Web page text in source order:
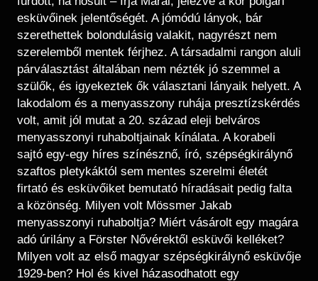
esküvőinek jelentőségét. A jómódú lányok, bár
szerethettek bolondulásig valakit, nagyrészt nem
szerelemből mentek férjhez. A társadalmi rangon aluli
párválasztást általában nem nézték jó szemmel a
szülők, és igyekeztek ők választani lányaik helyett. A
lakodalom és a menyasszony ruhája presztízskérdés
volt, amit jól mutat a 20. század eleji belváros
menyasszonyi ruhaboltjainak kínálata. A korabeli
sajtó egy-egy híres színésznő, író, szépségkirálynő
szaftos pletykáktól sem mentes szerelmi életét
firtató és esküvőiket bemutató híradásait pedig falta
a közönség. Milyen volt Mössmer Jakab
menyasszonyi ruhaboltja? Miért vásárolt egy magára
adó úrilány a Förster Nővérektől esküvői kelléket?
Milyen volt az első magyar szépségkirálynő esküvője
1929-ben? Hol és kivel házasodhatott egy